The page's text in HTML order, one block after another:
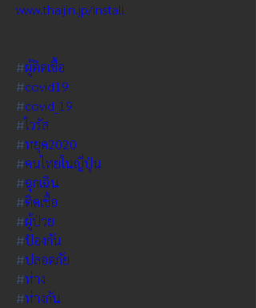
www.thaijin.jp/install
#ผู้ติดเชื้อ
#covid19
#covid_19
#ไวรัส
#หยุด2020
#คนไทยในญี่ปุ่น
#ฉุกเฉิน
#ติดเชื้อ
#ผู้ป่วย
#ป้องกัน
#ปลอดภัย
#ห่าง
#ห่างกัน